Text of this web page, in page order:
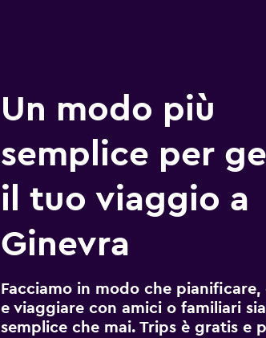
Un modo più
semplice per
il tuo viaggio a
Ginevra
Facciamo in modo che pianificare,
e viaggiare con amici o familiari
semplice che mai. Trips è gratis e